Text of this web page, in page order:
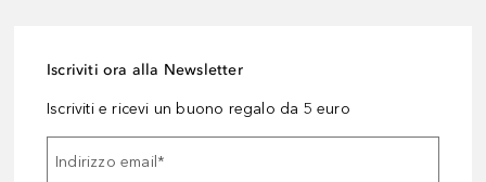
Iscriviti ora alla Newsletter
Iscriviti e ricevi un buono regalo da 5 euro
Indirizzo email*